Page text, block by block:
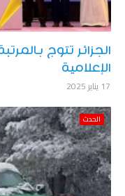
الجزائر تتوج
الإعلامية
17 يناير 2025
الحدث